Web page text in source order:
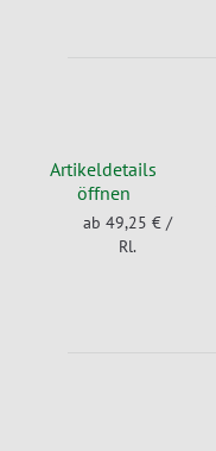
Artikeldetails
öffnen
ab 49,25 € /
Rl.